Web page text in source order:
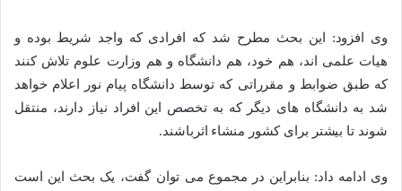
وی افزود: این بحث مطرح شد که افرادی که واجد شریط بوده و
هیات علمی اند، هم خود، هم دانشگاه و هم وزارت علوم تلاش کنند
که طبق ضوابط و مقرراتی که توسط دانشگاه پیام نور اعلام خواهد
شد به دانشگاه های دیگر که به تخصص این افراد نیاز دارند، منتقل
شوند تا بیشتر برای کشور منشاء اثرباشند.
وی ادامه داد: بنابراین در مجموع می توان گفت، یک بحث این است